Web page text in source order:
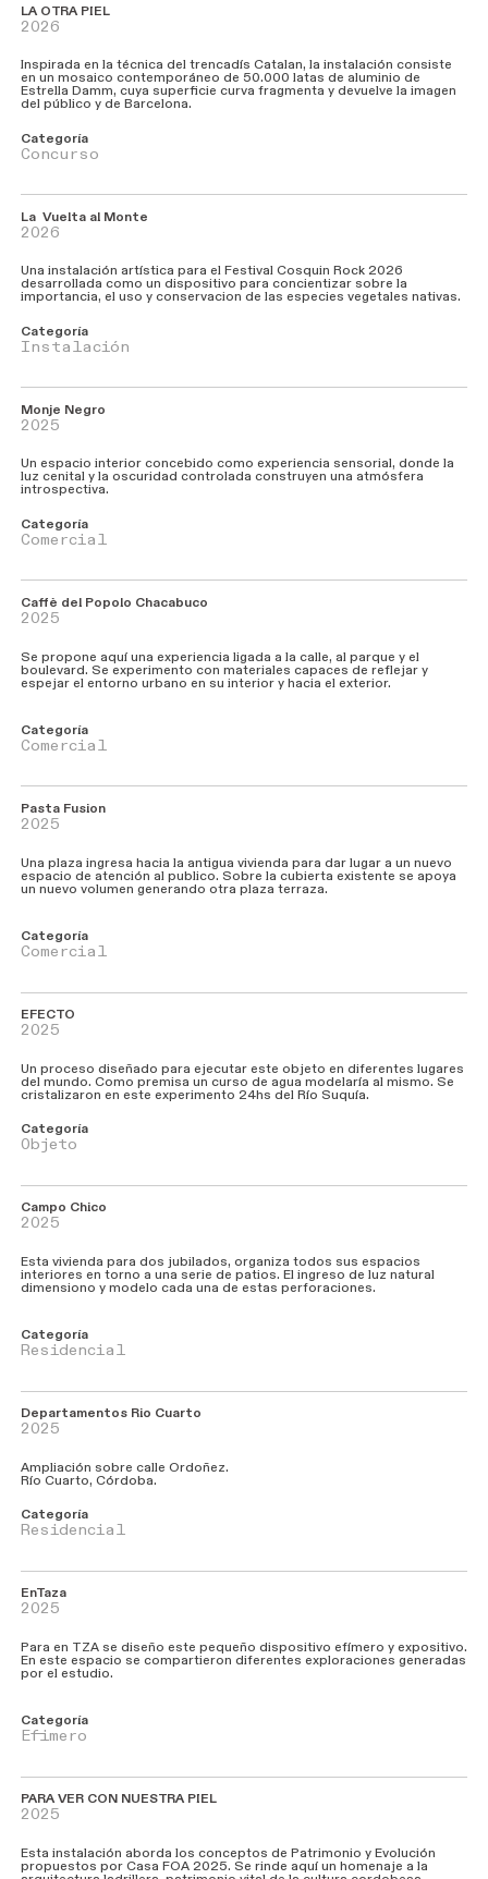
LAOTRA PIEL
2026
Inspirada en la técnica del trencadís Catalan, la instalación consiste
en un mosaico contemporáneo de 50.000 latas de aluminio de
Estrella Damm, cuya superficie curva fragmenta y devuelve la imagen
del público y de Barcelona.
Categoría
Concurso
La Vuelta al Monte
2026
Una instalación artística para el Festival Cosquin Rock 2026
desarrollada como un dispositivo para concientizar sobre la
importancia, el uso y conservacion de las especies vegetales nativas.
Categoría
Instalación
Monje Negro
2025
Un espacio interior concebido como experiencia sensorial, donde la
luz cenital y la oscuridad controlada construyen una atmósfera
introspectiva.
Categoría
Comercial
Caffè del Popolo Chacabuco
2025
Se propone aquí una experiencia ligada a la calle, al parque y el
boulevard. Se experimento con materiales capaces de reflejar y
espejar el entorno urbano en su interior y hacia el exterior.
Categoría
Comercial
Pasta Fusion
2025
Una plaza ingresa hacia la antigua vivienda para dar lugar a un nuevo
espacio de atención al publico. Sobre la cubierta existente se apoya
un nuevo volumen generando otra plaza terraza.
Categoría
Comercial
EFECTO
2025
Un proceso diseñado para ejecutar este objeto en diferentes lugares
del mundo. Como premisa un curso de agua modelaría al mismo. Se
cristalizaron en este experimento 24hs del Río Suquía.
Categoría
Objeto
Campo Chico
2025
Esta vivienda para dos jubilados, organiza todos sus espacios
interiores en torno a una serie de patios. El ingreso de luz natural
dimensiono y modelo cada una de estas perforaciones.
Categoría
Residencial
Departamentos Rio Cuarto
2025
Ampliación sobre calle Ordoñez.
Río Cuarto, Córdoba.
Categoría
Residencial
EnTaza
2025
Para en TZA se diseño este pequeño dispositivo efímero y expositivo.
En este espacio se compartieron diferentes exploraciones generadas
por el estudio.
Categoría
Efimero
PARA VER CON NUESTRA PIEL
2025
Esta instalación aborda los conceptos de Patrimonio y Evolución
propuestos por Casa FOA 2025. Se rinde aquí un homenaje a la